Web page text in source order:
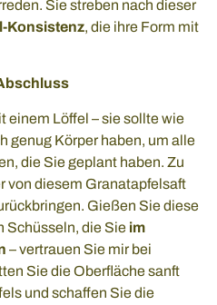
Sie streben nach dieser
Konsistenz, die ihre Form mit
einem Löffel – sie sollte wie
genug Körper haben, um alle
die Sie geplant haben. Zu
von diesem Granatapfelsaft
Gießen Sie diese
Schüsseln, die Sie im
– vertrauen Sie mir bei
Sie die Oberfläche sanft
und schaffen Sie die